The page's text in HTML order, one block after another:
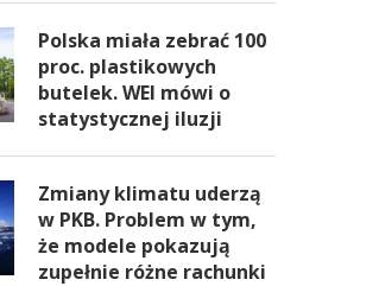
Polska miała zebrać 100
proc. plastikowych
butelek. WEI mówi o
statystycznej iluzji
Zmiany klimatu uderzą
w PKB. Problem w tym,
że modele pokazują
zupełnie różne rachunki